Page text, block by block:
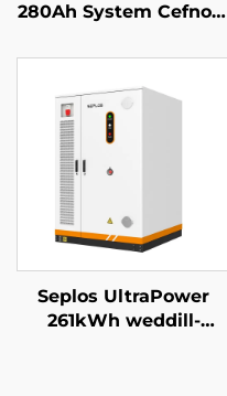
280Ah System Cefnogi
14kWh Batri Solar
Seplos
Seplos UltraPower
261kWh weddill-